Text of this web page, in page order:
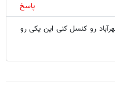
پاسخ
که تونستی پرواز بعداز ساعت 12تومهرآباد رو کنسل کنی این یکی رو